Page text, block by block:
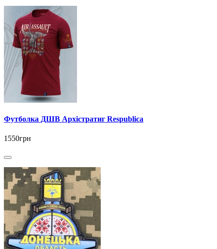
Футболка ДШВ Архістратиг Respublica
1550грн